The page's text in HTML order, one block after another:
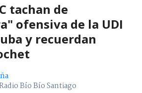
tachan de
ofensiva de la UDI
y recuerdan
Bío Bío Santiago